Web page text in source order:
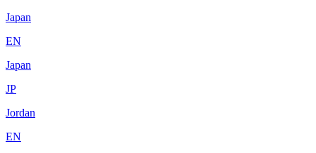
Japan
EN
Japan
JP
Jordan
EN